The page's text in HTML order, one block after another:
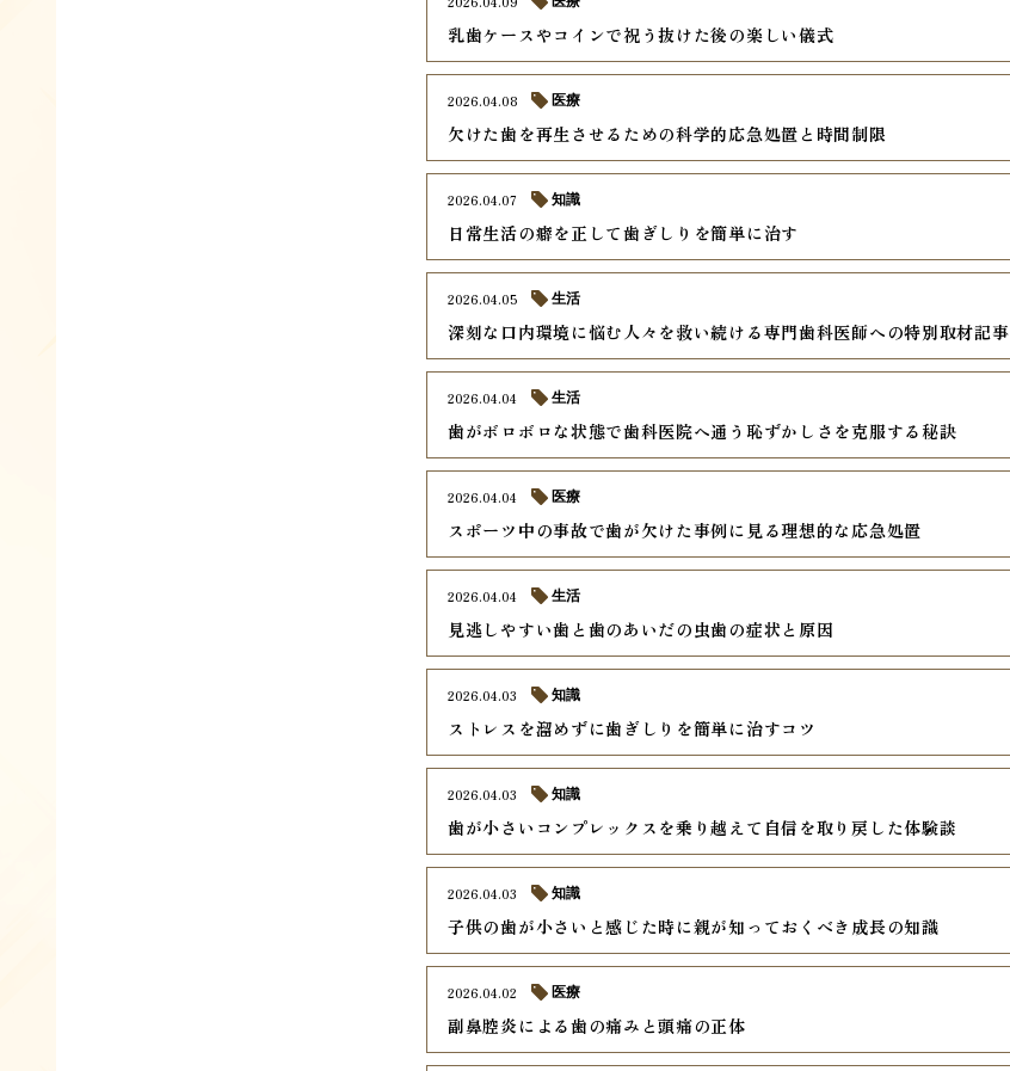
乳歯ケースやコインで祝う抜けた後の楽しい儀式
欠けた歯を再生させるための科学的応急処置と時間制限
2026.04.08 医療
日常生活の癖を正して歯ぎしりを簡単に治す
2026.04.07 知識
深刻な口内環境に悩む人々を救い続ける専門歯科医師への特別取材記事
2026.04.05 生活
歯がボロボロな状態で歯科医院へ通う恥ずかしさを克服する秘訣
2026.04.04 生活
スポーツ中の事故で歯が欠けた事例に見る理想的な応急処置
2026.04.04 医療
見逃しやすい歯と歯のあいだの虫歯の症状と原因
2026.04.04 生活
ストレスを溜めずに歯ぎしりを簡単に治すコツ
2026.04.03 知識
歯が小さいコンプレックスを乗り越えて自信を取り戻した体験談
2026.04.03 知識
子供の歯が小さいと感じた時に親が知っておくべき成長の知識
2026.04.03 知識
副鼻腔炎による歯の痛みと頭痛の正体
2026.04.02 医療